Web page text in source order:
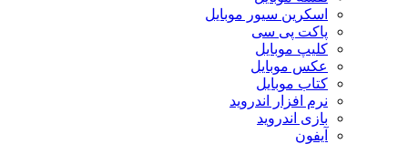
اسکرین سیور موبایل
پاکت پی سی
کلیپ موبایل
عکس موبایل
کتاب موبایل
نرم افزار اندروید
بازی اندروید
آیفون